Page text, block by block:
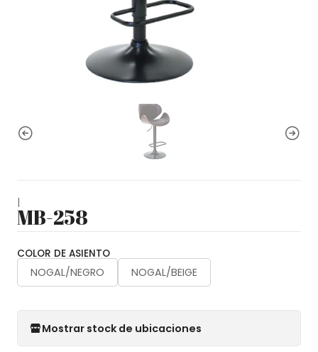
|
MB-258
COLOR DE ASIENTO
NOGAL/NEGRO NOGAL/BEIGE
Mostrar stock de ubicaciones